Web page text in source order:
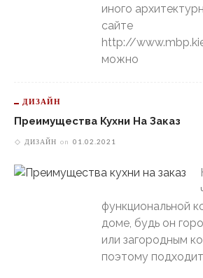
иного
сайте
http://
можно
ДИЗАЙН
Преимущества Кухни На Заказ
ДИЗАЙН on 01.02.2021
функциональной
доме, будь он
или загородным
поэтому